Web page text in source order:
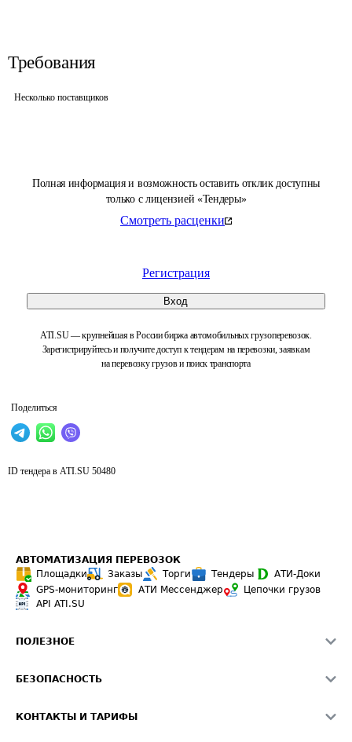
Полная информация и возможность оставить отклик доступны
только с лицензией «Тендеры»
Смотреть расценки
Регистрация
Вход
ATI.SU — крупнейшая в России биржа автомобильных грузоперевозок.
Зарегистрируйтесь и получите доступ к тендерам на перевозки, заявкам
на перевозку грузов и поиск транспорта
Поделиться
Требования
Несколько поставщиков
ID тендера в ATI.SU 50480
АВТОМАТИЗАЦИЯ ПЕРЕВОЗОК
Площадки
Заказы Торги Тендеры
АТИ-Доки
GPS-мониторинг
АТИ Мессенджер
Цепочки грузов
API ATI.SU
ПОЛЕЗНОЕ
Звезды ATI.SU на вашем сайте
БЕЗОПАСНОСТЬ
КОНТАКТЫ И ТАРИФЫ